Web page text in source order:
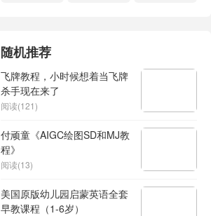
随机推荐
飞牌教程，小时候想着当飞牌
杀手现在来了
阅读(121)
付顽童《AIGC绘图SD和MJ教
程》
阅读(13)
美国原版幼儿园启蒙英语全套
早教课程（1-6岁）